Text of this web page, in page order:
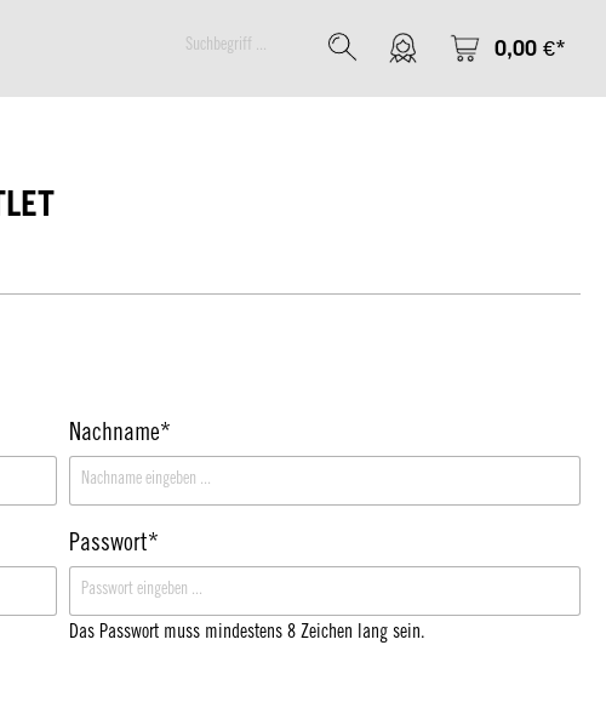
0,00 €*
Nachname*
Passwort*
Das Passwort muss mindestens 8 Zeichen lang sein.